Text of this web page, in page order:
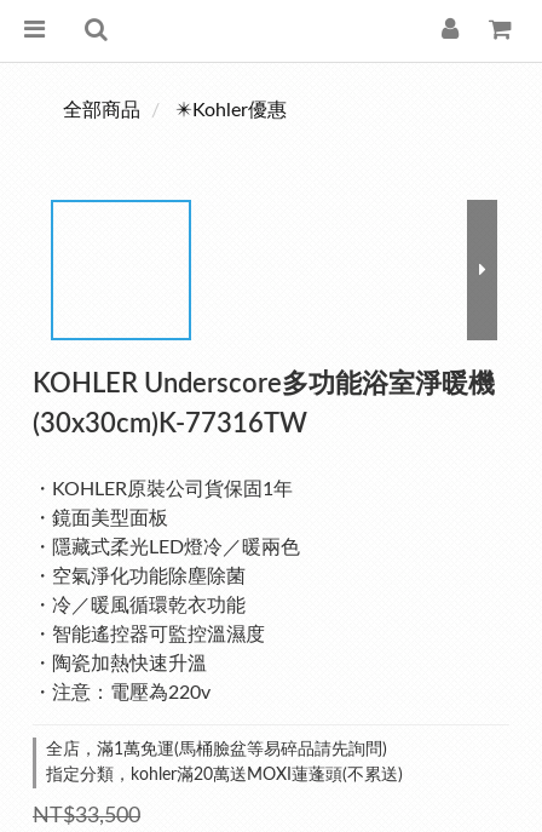
全部商品 ✴️Kohler優惠
KOHLER Underscore多功能浴室淨暖機
(30x30cm)K-77316TW
・KOHLER原裝公司貨保固1年
・鏡面美型面板
・隱藏式柔光LED燈冷／暖兩色
・空氣淨化功能除塵除菌
・冷／暖風循環乾衣功能
・智能遙控器可監控溫濕度
・陶瓷加熱快速升溫
・注意：電壓為220v
全店，滿1萬免運(馬桶臉盆等易碎品請先詢問)
指定分類，kohler滿20萬送MOXI蓮蓬頭(不累送)
NT$33,500